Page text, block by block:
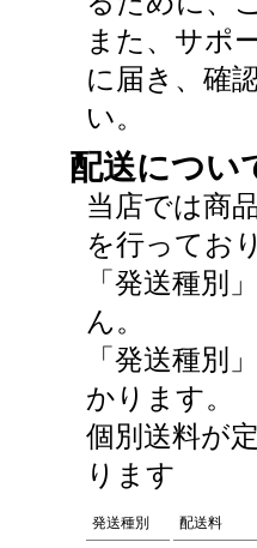
また、サポ
に届き、確
い。
配送につい
当店では商
を行ってお
「発送種別
ん。
「発送種別
かります。
個別送料が
ります
発送種別 配送料